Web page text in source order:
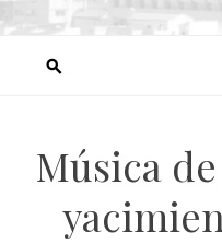
Música